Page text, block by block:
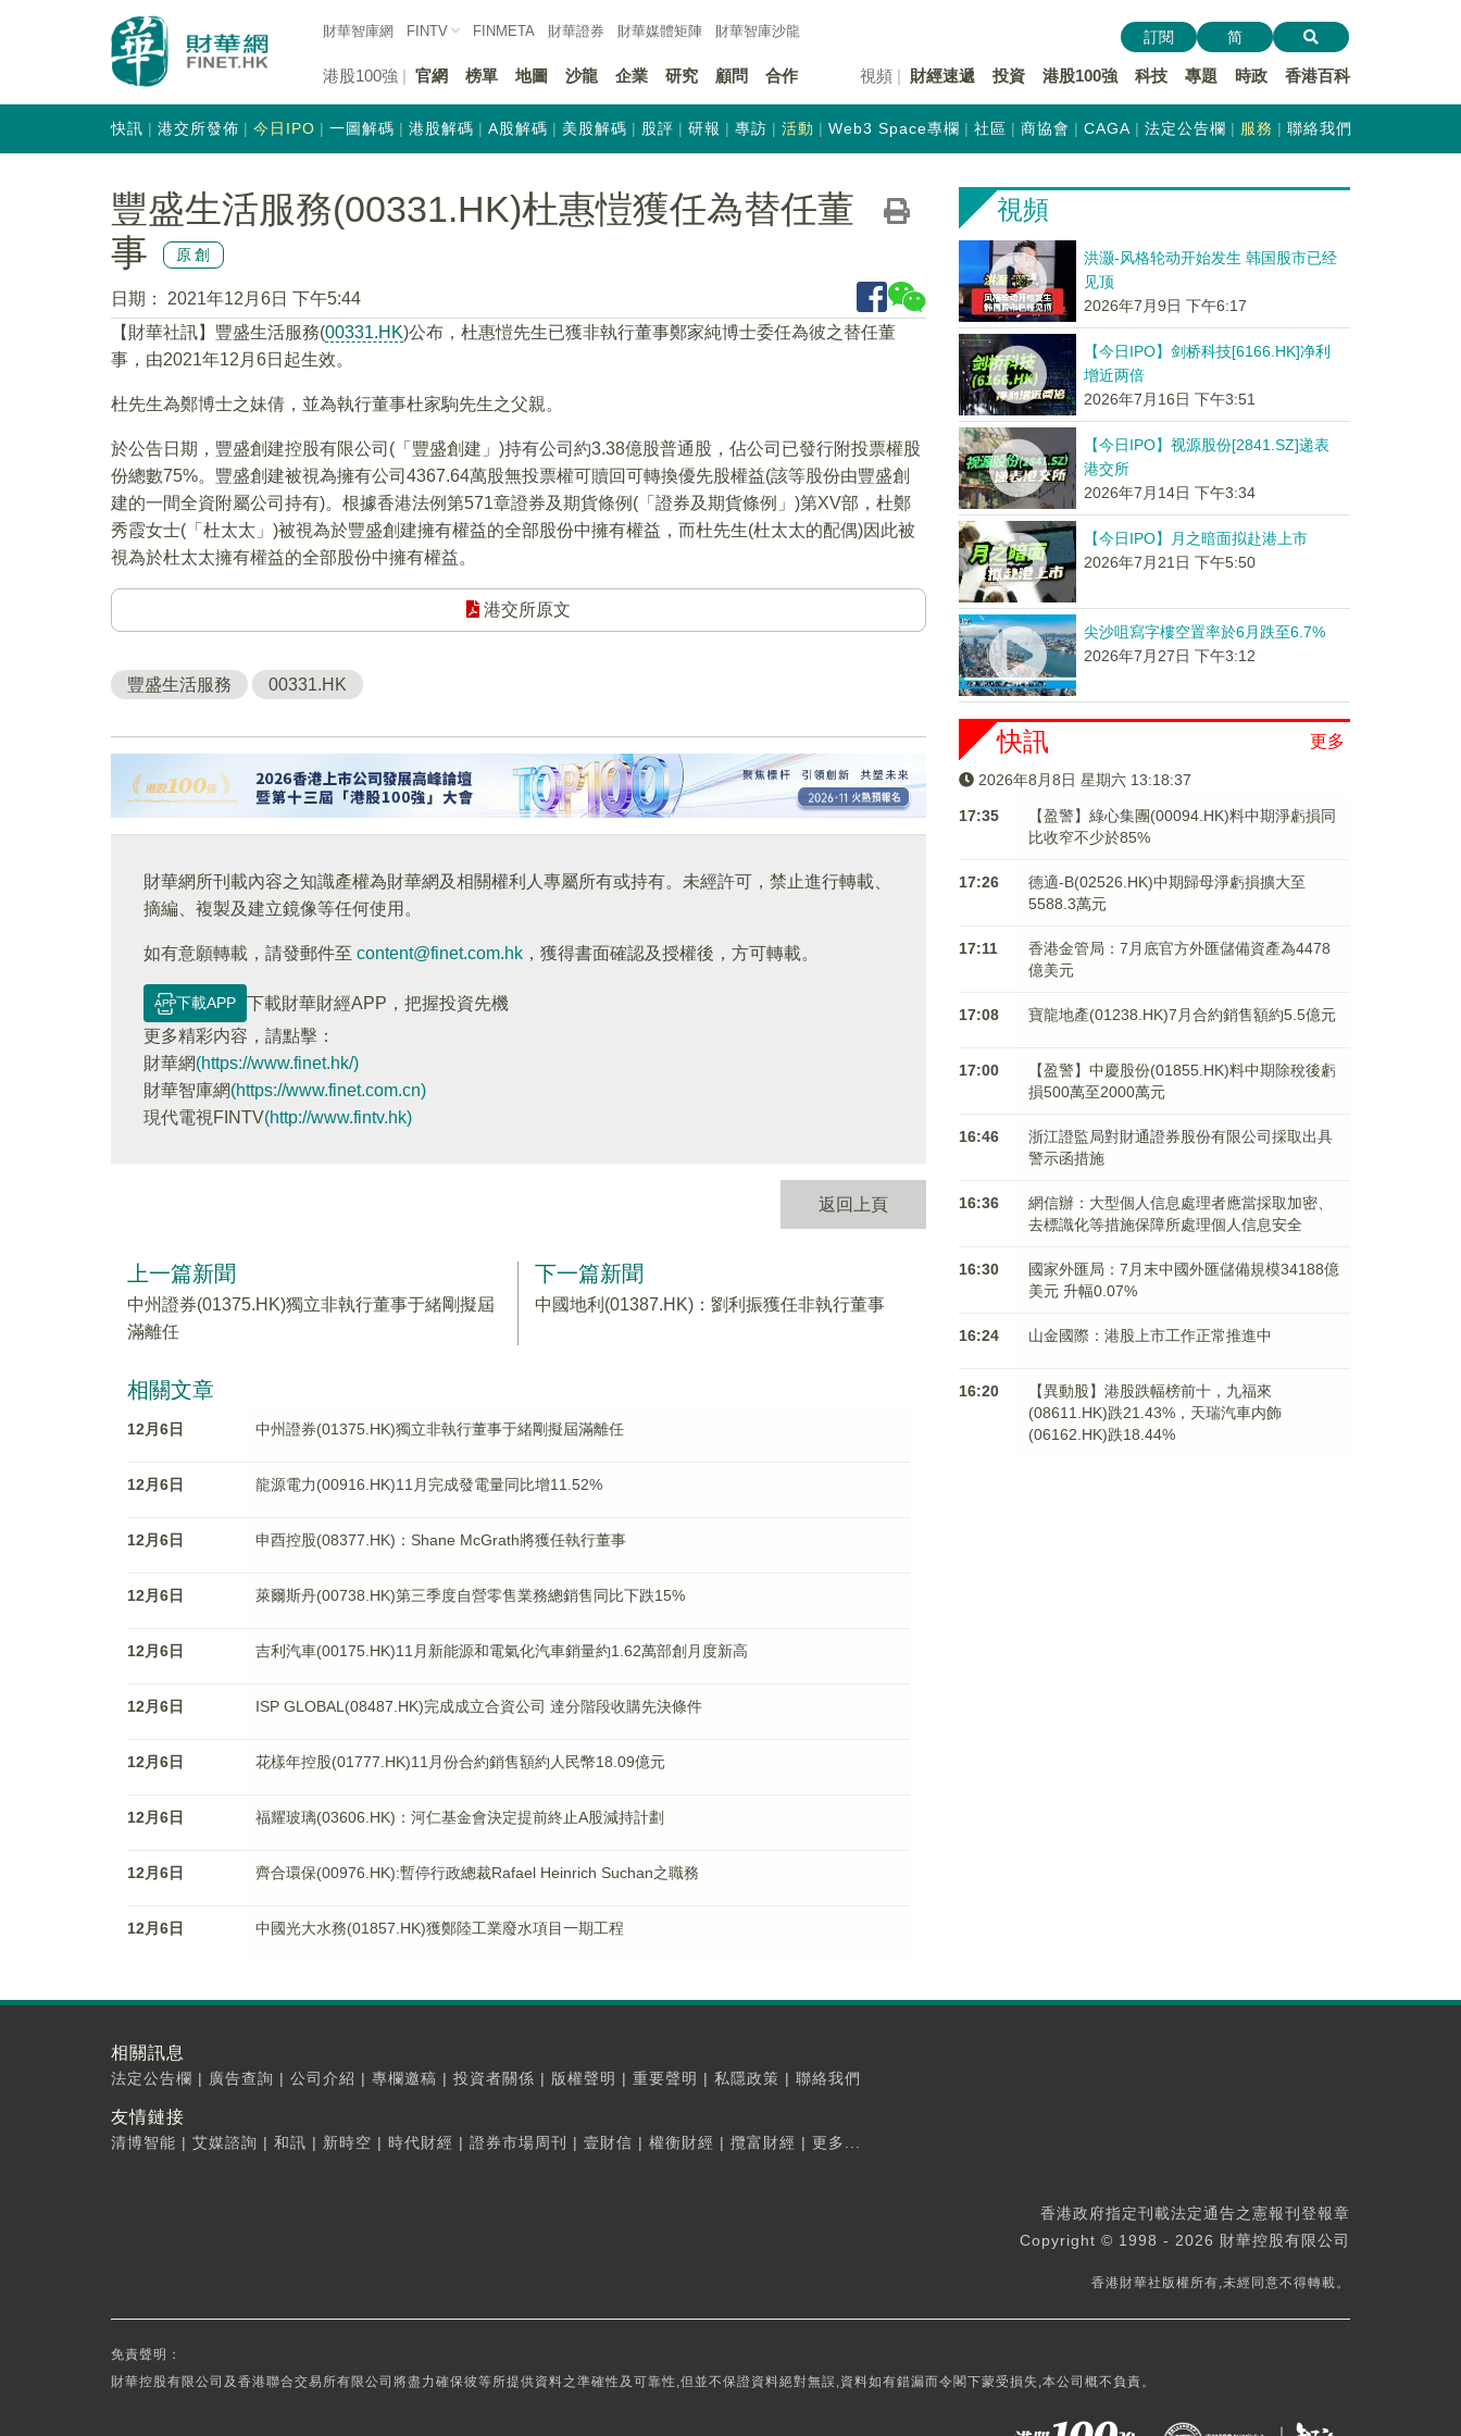
財華智庫網 FINTV FINMETA 財華證券 財華媒體矩陣 財華智庫沙龍
港股100強 官網 榜單 地圖 沙龍 企業 研究 顧問 合作 視頻 財經速遞 投資 港股100強 科技 專題 時政 香港百科
訂閱 简
快訊 港交所發佈 今日IPO 一圖解碼 港股解碼 A股解碼 美股解碼 股評 研報 專訪 活動 Web3 Space專欄 社區 商協會 CAGA 法定公告欄 服務 聯絡我們
豐盛生活服務(00331.HK)杜惠愷獲任為替任董
事
原創
日期：
2021年12月6日 下午5:44
【財華社訊】豐盛生活服務(00331.HK)公布，杜惠愷先生已獲非執行董事鄭家純博士委任為彼之替任董
事，由2021年12月6日起生效。
杜先生為鄭博士之妹倩，並為執行董事杜家駒先生之父親。
於公告日期，豐盛創建控股有限公司(「豐盛創建」)持有公司約3.38億股普通股，佔公司已發行附投票權股
份總數75%。豐盛創建被視為擁有公司4367.64萬股無投票權可贖回可轉換優先股權益(該等股份由豐盛創
建的一間全資附屬公司持有)。根據香港法例第571章證券及期貨條例(「證券及期貨條例」)第XV部，杜鄭
秀霞女士(「杜太太」)被視為於豐盛創建擁有權益的全部股份中擁有權益，而杜先生(杜太太的配偶)因此被
視為於杜太太擁有權益的全部股份中擁有權益。
港交所原文
豐盛生活服務 00331.HK
財華網所刊載內容之知識產權為財華網及相關權利人專屬所有或持有。未經許可，禁止進行轉載、
摘編、複製及建立鏡像等任何使用。
如有意願轉載，請發郵件至 content@finet.com.hk ，獲得書面確認及授權後，方可轉載。
下載APP
下載財華財經APP，把握投資先機
更多精彩内容，請點擊：
財華網(https://www.finet.hk/)
財華智庫網(https://www.finet.com.cn)
現代電視FINTV(http://www.fintv.hk)
返回上頁
上一篇新聞
中州證券(01375.HK)獨立非執行董事于緒剛擬屆
滿離任
下一篇新聞
中國地利(01387.HK)：劉利振獲任非執行董事
相關文章
12月6日 中州證券(01375.HK)獨立非執行董事于緒剛擬屆滿離任
12月6日 龍源電力(00916.HK)11月完成發電量同比增11.52%
12月6日 申酉控股(08377.HK)：Shane McGrath將獲任執行董事
12月6日 萊爾斯丹(00738.HK)第三季度自營零售業務總銷售同比下跌15%
12月6日 吉利汽車(00175.HK)11月新能源和電氣化汽車銷量約1.62萬部創月度新高
12月6日 ISP GLOBAL(08487.HK)完成成立合資公司 達分階段收購先決條件
12月6日 花樣年控股(01777.HK)11月份合約銷售額約人民幣18.09億元
12月6日 福耀玻璃(03606.HK)：河仁基金會決定提前終止A股減持計劃
12月6日 齊合環保(00976.HK):暫停行政總裁Rafael Heinrich Suchan之職務
12月6日 中國光大水務(01857.HK)獲鄭陸工業廢水項目一期工程
視頻
洪灏-风格轮动开始发生 韩国股市已经
见顶
2026年7月9日 下午6:17
【今日IPO】剑桥科技[6166.HK]净利
增近两倍
2026年7月16日 下午3:51
【今日IPO】视源股份[2841.SZ]递表
港交所
2026年7月14日 下午3:34
【今日IPO】月之暗面拟赴港上市
2026年7月21日 下午5:50
尖沙咀寫字樓空置率於6月跌至6.7%
2026年7月27日 下午3:12
更多
快訊
2026年8月8日 星期六 13:18:37
17:35
【盈警】綠心集團(00094.HK)料中期淨虧損同
比收窄不少於85%
17:26
德適-B(02526.HK)中期歸母淨虧損擴大至
5588.3萬元
17:11
香港金管局：7月底官方外匯儲備資產為4478
億美元
17:08 寶龍地產(01238.HK)7月合約銷售額約5.5億元
17:00
【盈警】中慶股份(01855.HK)料中期除稅後虧
損500萬至2000萬元
16:46
浙江證監局對財通證券股份有限公司採取出具
警示函措施
16:36
網信辦：大型個人信息處理者應當採取加密、
去標識化等措施保障所處理個人信息安全
16:30
國家外匯局：7月末中國外匯儲備規模34188億
美元 升幅0.07%
16:24 山金國際：港股上市工作正常推進中
16:20
【異動股】港股跌幅榜前十，九福來
(08611.HK)跌21.43%，天瑞汽車内飾
(06162.HK)跌18.44%
相關訊息
法定公告欄 | 廣告查詢 | 公司介紹 | 專欄邀稿 | 投資者關係 | 版權聲明 | 重要聲明 | 私隱政策 | 聯絡我們
友情鏈接
清博智能 | 艾媒諮詢 | 和訊 | 新時空 | 時代財經 | 證券市場周刊 | 壹財信 | 權衡財經 | 攬富財經 | 更多...
香港政府指定刊載法定通告之憲報刊登報章
Copyright © 1998 - 2026 財華控股有限公司
香港財華社版權所有,未經同意不得轉載。
免責聲明：
財華控股有限公司及香港聯合交易所有限公司將盡力確保彼等所提供資料之準確性及可靠性,但並不保證資料絕對無誤,資料如有錯漏而令閣下蒙受損失,本公司概不負責。